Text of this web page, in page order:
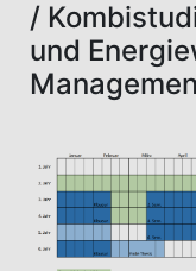
/
und